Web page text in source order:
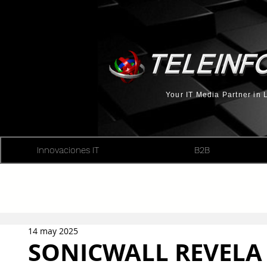
Your IT Media Partner in
Innovaciones IT B2B
SONICWALL
14 may 2025